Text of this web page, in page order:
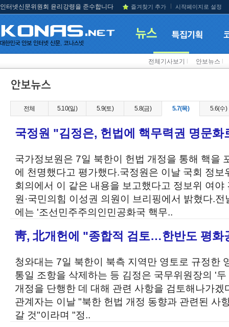
인터넷신문위원회 윤리강령을 준수합니다 즐겨찾기 추가 시작페이지로 설정
전체기사보기 안보뉴스
전체 5.10(일) 5.9(토) 5.8(금) 5.7(목) 5.6(수)
국정원 "김정은, 헌법에 핵무력권 명문
국가정보원은 7일 북한이 헌법 개정을 통해 핵을
에 천명했다고 평가했다.국정원은 이날 국회 정
회의에서 이 같은 내용을 보고했다고 정보위 여
원·국민의힘 이성권 의원이 브리핑에서 밝혔다.
에는 '조선민주주의인민공화국 핵무..
靑, 北개헌에 "종합적 검토…한반도 평화
청와대는 7일 북한이 북측 지역만 영토로 규정한
통일 조항을 삭제하는 등 김정은 국무위원장의 '
개정을 단행한 데 대해 관련 사항을 검토해나가
관계자는 이날 "북한 헌법 개정 동향과 관련된 사
갈 것"이라며 "정..